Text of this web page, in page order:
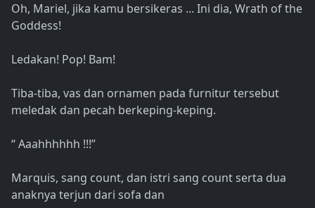
Oh, Mariel, jika kamu bersikeras ... Ini dia, Wrath of the
Goddess!
Ledakan! Pop! Bam!
Tiba-tiba, vas dan ornamen pada furnitur tersebut
meledak dan pecah berkeping-keping.
“ Aaahhhhhh !!!”
Marquis, sang count, dan istri sang count serta dua
anaknya terjun dari sofa dan